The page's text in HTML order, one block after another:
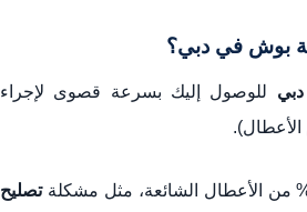
بوش في دبي؟
للوصول إليك بسرعة قصوى لإجراء
تصليح